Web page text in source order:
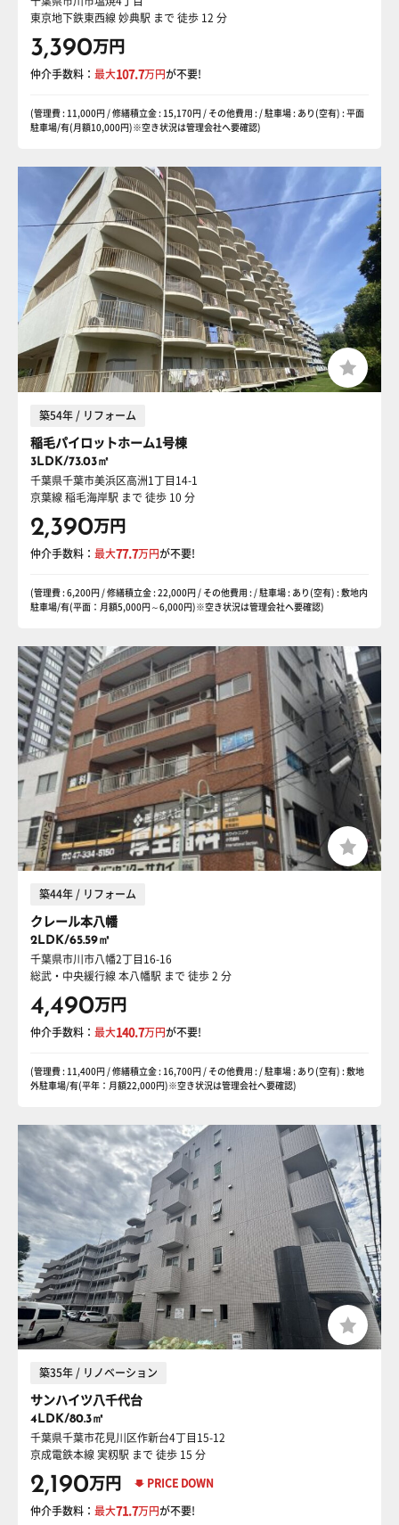
東京地下鉄東西線 妙典駅 まで 徒歩 12 分
3,390万円
仲介手数料： 最大107.7万円が不要!
(管理費 : 11,000円 / 修繕積立金 : 15,170円 / その他費用 : / 駐車場 : あり(空有) : 平面
駐車場/有(月額10,000円)※空き状況は管理会社へ要確認)
築54年 / リフォーム
稲毛パイロットホーム1号棟
3LDK/73.03㎡
千葉県千葉市美浜区高洲1丁目14-1
京葉線 稲毛海岸駅 まで 徒歩 10 分
2,390万円
仲介手数料： 最大77.7万円が不要!
(管理費 : 6,200円 / 修繕積立金 : 22,000円 / その他費用 : / 駐車場 : あり(空有) : 敷地内
駐車場/有(平面：月額5,000円～6,000円)※空き状況は管理会社へ要確認)
築44年 / リフォーム
クレール本八幡
2LDK/65.59㎡
千葉県市川市八幡2丁目16-16
総武・中央緩行線 本八幡駅 まで 徒歩 2 分
4,490万円
仲介手数料： 最大140.7万円が不要!
(管理費 : 11,400円 / 修繕積立金 : 16,700円 / その他費用 : / 駐車場 : あり(空有) : 敷地
外駐車場/有(平年：月額22,000円)※空き状況は管理会社へ要確認)
築35年 / リノベーション
サンハイツ八千代台
4LDK/80.3㎡
千葉県千葉市花見川区作新台4丁目15-12
京成電鉄本線 実籾駅 まで 徒歩 15 分
2,190万円 PRICE DOWN
仲介手数料： 最大71.7万円が不要!